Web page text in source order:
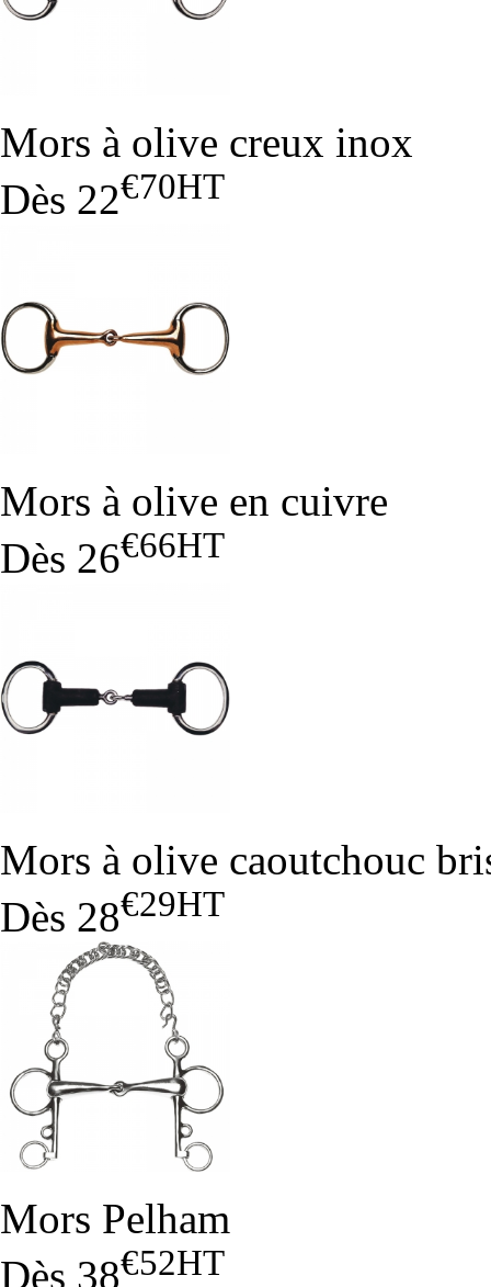
Mors à olive creux inox
Dès 22€70HT
Mors à olive en cuivre
Dès 26€66HT
Mors à olive caoutchouc
Dès 28€29HT
Mors Pelham
Dès 38€52HT